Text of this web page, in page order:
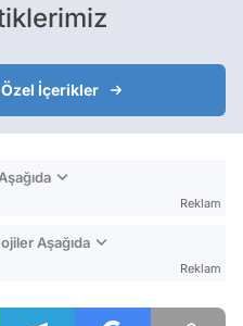
Özel İçerikler
Reklam
Aşağıda
Reklam